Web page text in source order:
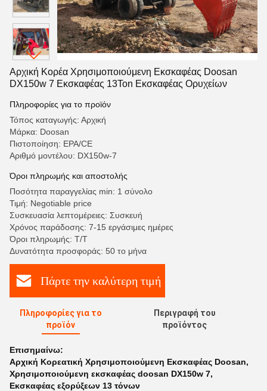
Αρχική Κορέα Χρησιμοποιούμενη Εκσκαφέας Doosan
DX150w 7 Εκσκαφέας 13Ton Εκσκαφέας Ορυχείων
Πληροφορίες για το προϊόν
Τόπος καταγωγής: Αρχική
Μάρκα: Doosan
Πιστοποίηση: EPA/CE
Αριθμό μοντέλου: DX150w-7
Όροι πληρωμής και αποστολής
Ποσότητα παραγγελίας min: 1 σύνολο
Τιμή: Negotiable price
Συσκευασία λεπτομέρειες: Συσκευή
Χρόνος παράδοσης: 7-15 εργάσιμες ημέρες
Όροι πληρωμής: Τ/Τ
Δυνατότητα προσφοράς: 50 το μήνα
Πάρτε την καλύτερη τιμή
Πληροφορίες για το
προϊόν
Περιγραφή του
προϊόντος
Επισημαίνω:
Αρχική Κορεατική Χρησιμοποιούμενη Εκσκαφέας Doosan,
Χρησιμοποιούμενη εκσκαφέας doosan DX150w 7,
Εκσκαφέας εξορύξεων 13 τόνων